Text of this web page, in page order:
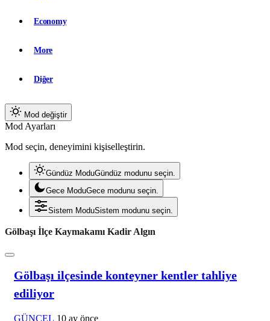
Economy
More
Diğer
Mod değiştir
Mod Ayarları
Mod seçin, deneyimini kişiselleştirin.
Gündüz ModuGündüz modunu seçin.
Gece ModuGece modunu seçin.
Sistem ModuSistem modunu seçin.
Gölbaşı İlçe Kaymakamı Kadir Algın
Gölbaşı ilçesinde konteyner kentler tahliye
ediliyor
GÜNCEL 10 ay önce